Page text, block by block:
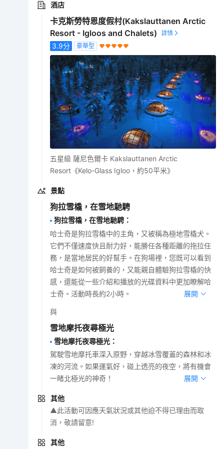
酒店
卡克斯勞特恩度假村(Kakslauttanen Arctic
Resort - Igloos and Chalets)
3.9分 豪華型
五星級 薩尼色爾卡 Kakslauttanen Arctic
Resort《Kelo-Glass Igloo，約50平米》
景點
狗拉雪橇，在雪地馳騁
狗拉雪橇，在雪地馳騁 ：
哈士奇是狗拉雪橇中的主角，又被稱為極地雪橇犬。
它們不僅速度快且耐力好，能勝任各種距離的拖拉任
務，是當地居民的好幫手。在狗場裡，您既可以看到
哈士奇是如何被飼養的，又能親自體驗狗拉雪橇的快
感，還能從一些介紹和播放的光碟資料中更加瞭解哈
士奇。活動時長約2小時。
展開
與
雪地摩托夜尋極光
雪地摩托夜尋極光 ：
駕駛雪地摩托車深入原野，穿越冰雪覆蓋的森林和冰
凍的河流。如果運氣好，碰上透亮的夜空，將有機會
一睹北極光的神奇！
展開
其他
▲此活動可因應天氣狀況或其他迫不得已理由而取
消，敬請留意!
其他